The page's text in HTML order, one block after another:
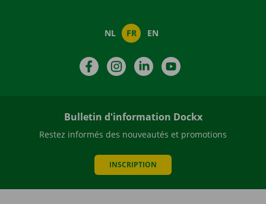
NL FR EN
FacebookInstagramLinkedIn
Bulletin d'information Dockx
Restez informés des nouveautés et promotions
INSCRIPTION